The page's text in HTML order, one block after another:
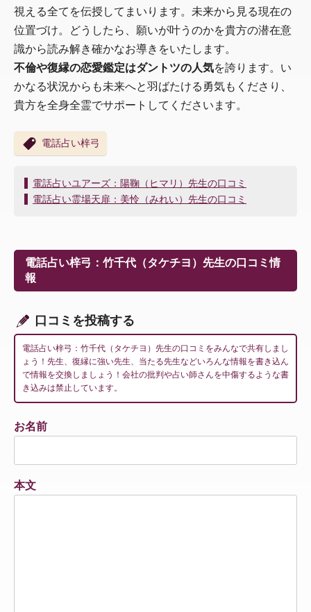
視える全てを伝授してまいります。未来から見る現在の
位置づけ。どうしたら、願いが叶うのかを貴方の潜在意
識から読み解き確かなお導きをいたします。
不倫や復縁の恋愛鑑定はダントツの人気を誇ります。い
かなる状況からも未来へと羽ばたける勇気もくださり、
貴方を全身全霊でサポートしてくださいます。
電話占い梓弓
投
稿
ー
シ
ョ
電話占いユアーズ：陽鞠（ヒマリ）先生の口コミ
電話占い霊場天扉：美怜（みれい）先生の口コミ
電話占い梓弓：竹千代（タケチヨ）先生の口コミ情
報
口コミを投稿する
電話占い梓弓：竹千代（タケチヨ）先生の口コミをみんなで共有しまし
ょう！先生、復縁に強い先生、当たる先生などいろんな情報を書き込ん
で情報を交換しましょう！会社の批判や占い師さんを中傷するような書
き込みは禁止しています。
お名前
本文